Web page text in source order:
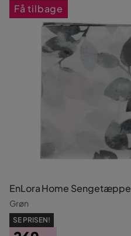
EnLora Home Sengetæppe
Grøn
SE PRISEN!
Få tilbage